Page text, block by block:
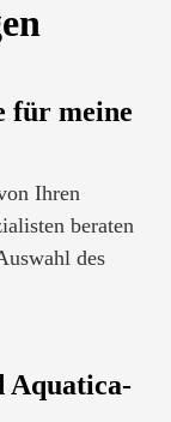
für meine
Ihren
beraten
des
Aquatica-